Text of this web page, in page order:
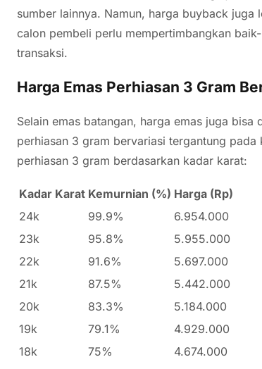
sumber lainnya. Namun, harga buyback juga
calon pembeli perlu mempertimbangkan
transaksi.
Harga Emas Perhiasan 3 Gram
Selain emas batangan, harga emas juga
perhiasan 3 gram bervariasi tergantung
perhiasan 3 gram berdasarkan kadar karat:
Kadar Karat Kemurnian (%) Harga (Rp)
24k
99.9%
6.954.000
23k
95.8%
5.955.000
22k
91.6%
5.697.000
21k
87.5%
5.442.000
20k
83.3%
5.184.000
19k
79.1%
4.929.000
18k
75%
4.674.000